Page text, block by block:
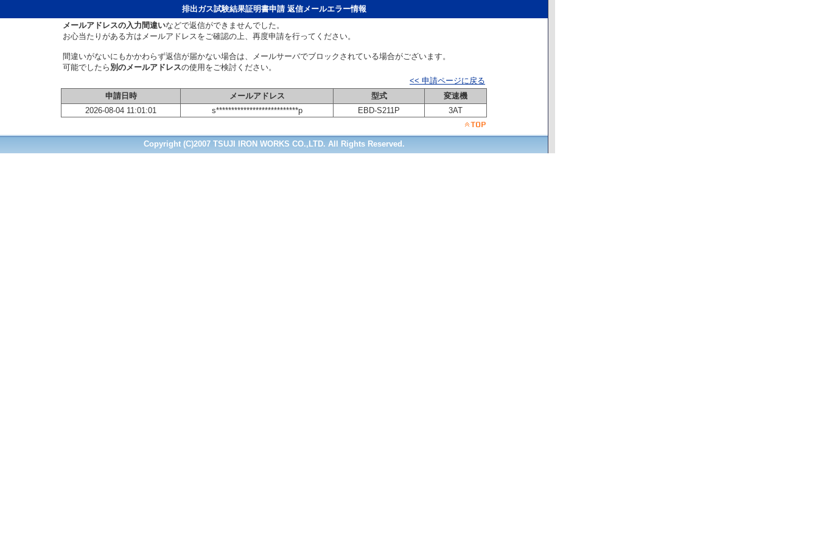
排出ガス試験結果証明書申請 返信メールエラー情報
メールアドレスの入力間違いなどで返信ができませんでした。
お心当たりがある方はメールアドレスをご確認の上、再度申請を行ってください。
間違いがないにもかかわらず返信が届かない場合は、メールサーバでブロックされている場合がございます。
可能でしたら 別のメールアドレスの使用をご検討ください。
<< 申請ページに戻る
申請日時
メールアドレス 型式
変速機
2026-08-04 11:01:01
s***************************p EBD-S211P 3AT
Copyright (C)2007 TSUJI IRON WORKS CO.,LTD. All Rights Reserved.